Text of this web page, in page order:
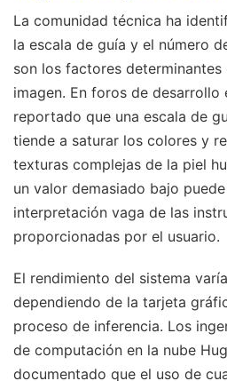
La comunidad técnica ha
la escala de guía y el número
son los factores
imagen. En foros de desarrollo
reportado que una escala de
tiende a saturar los colores y
texturas complejas de la piel
un valor demasiado bajo
interpretación vaga de las
proporcionadas por el usuario.
El rendimiento del sistema
dependiendo de la tarjeta
proceso de inferencia. Los
de computación en la nube
documentado que el uso de